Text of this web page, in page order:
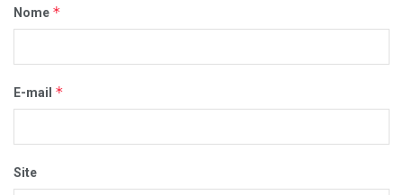
Nome *
E-mail *
Site